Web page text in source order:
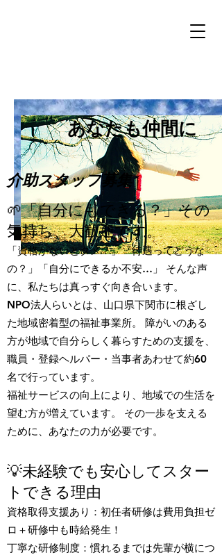
あなたも仲間に
​介助スタッフ募集
🌱「自分にもできる？」その
気持ち、大歓迎です。
「資格がないとダメ？」「待遇ってどうな
の？」「自分にできるか不安…」 そんな声
に、私たちは真っすぐ向き合います。
NPO法人らいとは、山口県下関市に根ざし
た地域密着型の福祉事業所。 障がいのある
方が地域で自分らしく暮らすための支援を、
職員・登録ヘルパー・当事者あわせて約60
名で行っています。
福祉サービスの向上により、地域での生活を
望む方が増えています。 その一歩を支える
ために、あなたの力が必要です。
💡未経験でも安心してスター
トできる理由
資格取得支援あり：初任者研修は費用負担ゼ
ロ＋研修中も時給発生！
丁寧な研修制度：慣れるまでは先輩が横につ